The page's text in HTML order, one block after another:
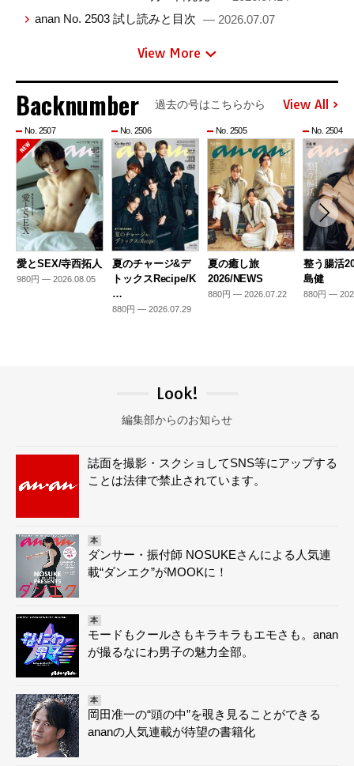
anan No. 2503 試し読みと目次 — 2026.07.07
View More
Backnumber 過去の号はこちらから View All
No. 2507
愛とSEX/寺西拓人
980円 — 2026.08.05
No. 2506
夏のチャージ&デ
トックスRecipe/K
…
880円 — 2026.07.29
No. 2505
夏の癒し旅
2026/NEWS
880円 — 2026.07.22
No. 2504
整う腸活
島健
880円 —
Look!
編集部からのお知らせ
誌面を撮影・スクショしてSNS等にアップする
ことは法律で禁止されています。
本
ダンサー・振付師 NOSUKEさんによる人気連
載“ダンエク”がMOOKに！
本
モードもクールさもキラキラもエモさも。anan
が撮るなにわ男子の魅力全部。
本
岡田准一の“頭の中”を覗き見ることができる
ananの人気連載が待望の書籍化